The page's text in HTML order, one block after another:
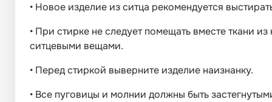
• Новое изделие из ситца рекомендуется
• При стирке не следует помещать вместе ткани
ситцевыми вещами.
• Перед стиркой выверните изделие наизнанку.
• Все пуговицы и молнии должны быть